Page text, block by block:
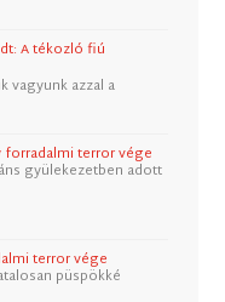
A tékozló fiú
vagyunk azzal a
forradalmi terror vége
gyülekezetben adott
terror vége
püspökké